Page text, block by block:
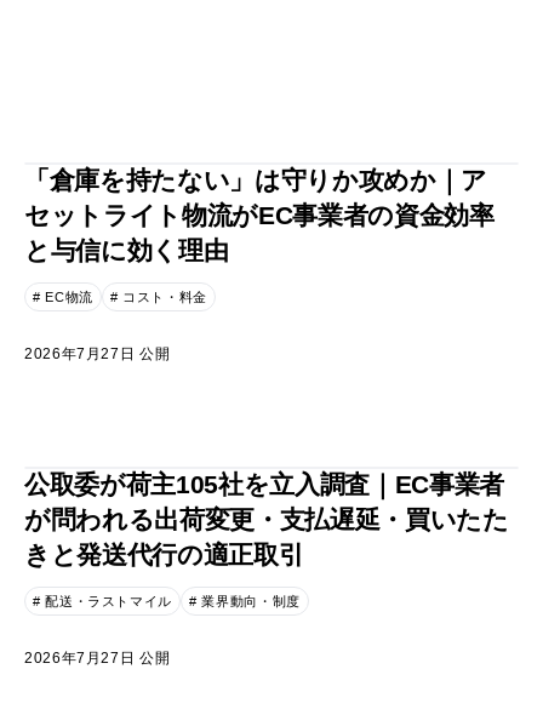
「倉庫を持たない」は守りか攻めか｜ア
セットライト物流がEC事業者の資金効率
と与信に効く理由
# EC物流 # コスト・料金
2026年7月27日 公開
公取委が荷主105社を立入調査｜EC事業者
が問われる出荷変更・支払遅延・買いたた
きと発送代行の適正取引
# 配送・ラストマイル # 業界動向・制度
2026年7月27日 公開